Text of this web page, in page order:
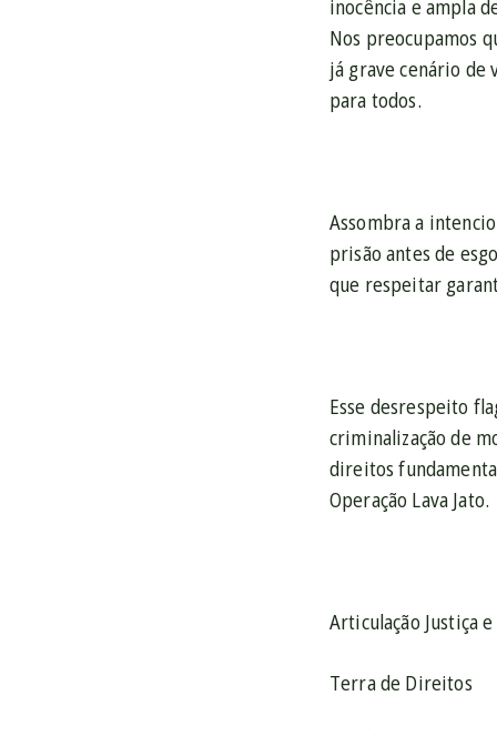
inocência e ampla
Nos preocupamos
já grave cenário de
para todos.
Assombra a
prisão antes de
que respeitar
Esse desrespeito
criminalização de
direitos
Operação Lava Jato.
Articulação Justiça
Terra de Direitos